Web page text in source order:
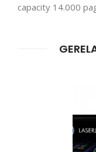
capacity 14.000